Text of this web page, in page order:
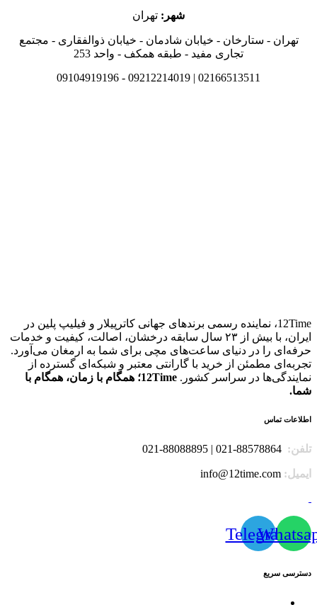
شهر: تهران
تهران - ستارخان - خیابان شادمان - خیابان ذوالفقاری - مجتمع
تجاری مفید - طبقه همکف - واحد 253
02166513511 | 09212214019 - 09104919196
12Time، نماینده رسمی برندهای جهانی کاترپیلار و فیلیپ پلین در
ایران، با بیش از ۲۳ سال سابقه درخشان، اصالت، کیفیت و خدمات
حرفه‌ای را در دنیای ساعت‌های مچی برای شما به ارمغان می‌آورد.
تجربه‌ای مطمئن از خرید با گارانتی معتبر و شبکه‌ای گسترده از
نمایندگی‌ها در سراسر کشور.
12Time؛ همگام با زمان، همگام با
شما.
اطلاعات تماس
تلفن:
ایمیل: info@12time.com
Telegram
دسترسی سریع